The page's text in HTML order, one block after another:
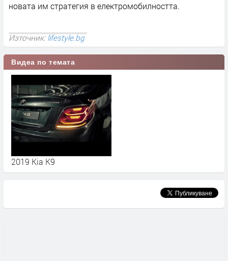
новата им стратегия в електромобилността.
Източник:lifestyle.bg
Видеа по темата
2019 Kia K9